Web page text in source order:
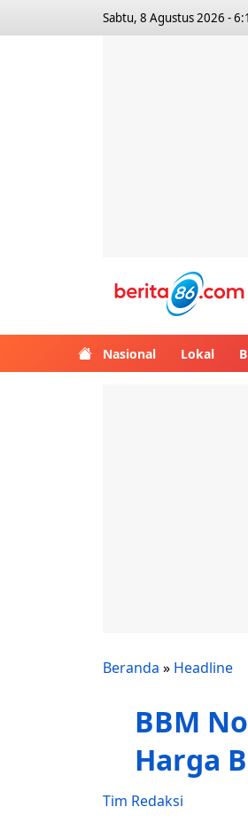
Sabtu, 8 Agustus 2026 -
Nasional Lokal
Beranda » Headline
BBM
Harga
Tim Redaksi